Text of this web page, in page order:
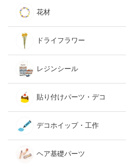
花材
ドライフラワー
レジンシール
貼り付けパーツ・デコ
デコホイップ・工作
ヘア基礎パーツ